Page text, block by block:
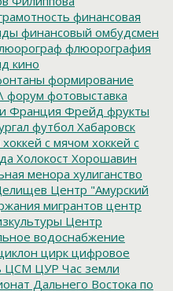
финансовая
финансовый омбудсмен
флюорография
кино
формирование
форум фотовыставка
Франция Фрейд фрукты
футбол Хабаровск
хоккей с мячом хоккей с
Холокост Хорошавин
менора хулиганство
Центр "Амурский
мигрантов центр
Центр
водоснабжение
цирк цифровое
ЦСМ ЦУР Час земли
Дальнего Востока по